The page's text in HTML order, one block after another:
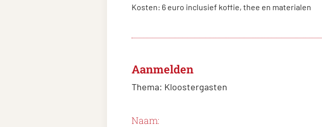
Kosten: 6 euro inclusief koffie, thee en materialen
Aanmelden
Thema: Kloostergasten
Naam: